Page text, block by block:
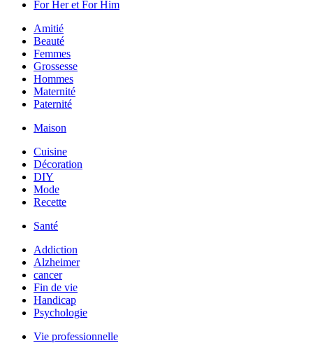
For Her et For Him
Amitié
Beauté
Femmes
Grossesse
Hommes
Maternité
Paternité
Maison
Cuisine
Décoration
DIY
Mode
Recette
Santé
Addiction
Alzheimer
cancer
Fin de vie
Handicap
Psychologie
Vie professionnelle